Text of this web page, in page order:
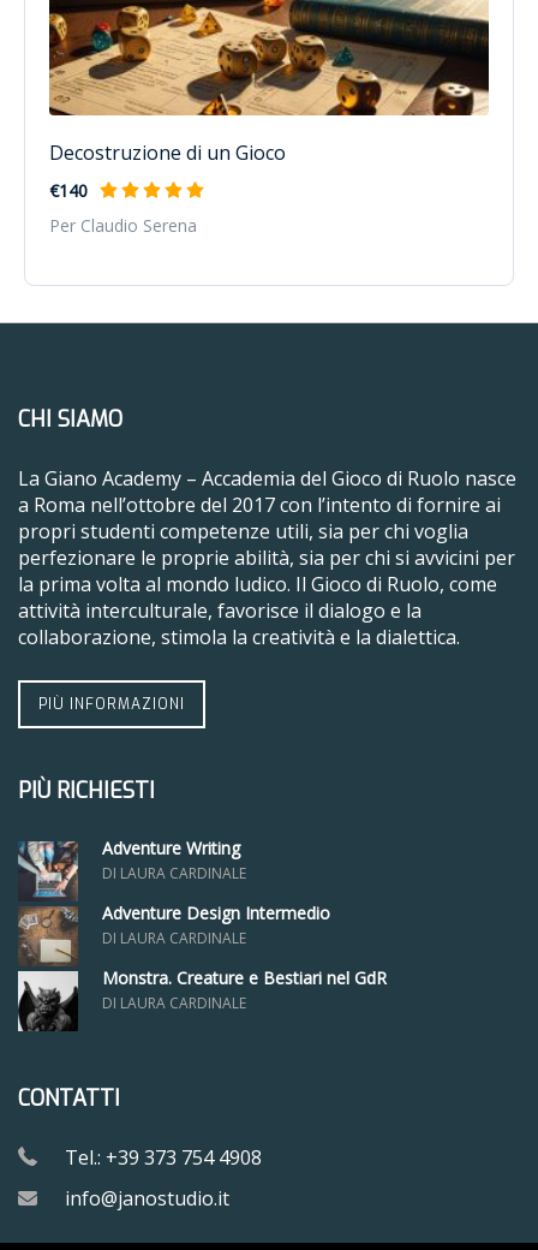
Decostruzione di un Gioco
€140
Per Claudio Serena
CHI SIAMO
La Giano Academy – Accademia del Gioco di Ruolo nasce
a Roma nell’ottobre del 2017 con l’intento di fornire ai
propri studenti competenze utili, sia per chi voglia
perfezionare le proprie abilità, sia per chi si avvicini per
la prima volta al mondo ludico. Il Gioco di Ruolo, come
attività interculturale, favorisce il dialogo e la
collaborazione, stimola la creatività e la dialettica.
PIÙ INFORMAZIONI
PIÙ RICHIESTI
Adventure Writing
DI LAURA CARDINALE
Adventure Design Intermedio
DI LAURA CARDINALE
Monstra. Creature e Bestiari nel GdR
DI LAURA CARDINALE
CONTATTI
Tel.: +39 373 754 4908
info@janostudio.it